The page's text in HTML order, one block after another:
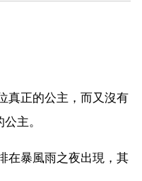
真正的公主，而又沒有
主。
在暴風雨之夜出現，其